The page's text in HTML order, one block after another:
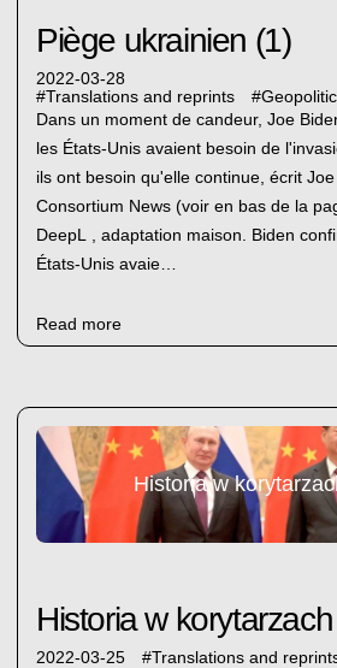
Piège ukrainien (1)
2022-03-28
#Translations and reprints #
Dans un moment de candeur, Joe
les États-Unis avaient besoin de
ils ont besoin qu'elle continue, écrit
Consortium News (voir en bas de la
DeepL , adaptation maison. Biden
États-Unis avaie…
Read more
Historia w
Historia w korytarzach
2022-03-25 #Translations and